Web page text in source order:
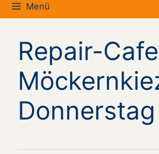
Menü
Repair-
Donnerstag